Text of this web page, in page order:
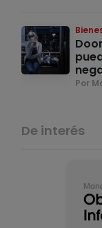
Por
De interés